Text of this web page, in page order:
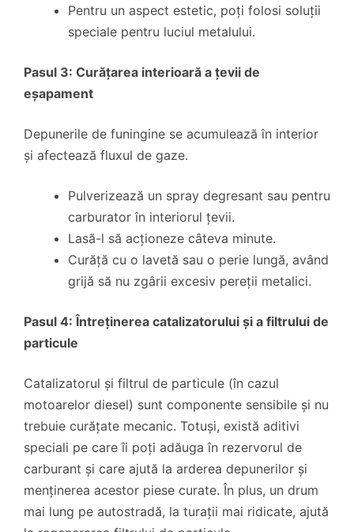
Pentru un aspect estetic, poți folosi soluții
speciale pentru luciul metalului.
Pasul 3: Curățarea interioară a țevii de
eșapament
Depunerile de funingine se acumulează în interior
și afectează fluxul de gaze.
Pulverizează un spray degresant sau pentru
carburator în interiorul țevii.
Lasă-l să acționeze câteva minute.
Curăță cu o lavetă sau o perie lungă, având
grijă să nu zgârii excesiv pereții metalici.
Pasul 4: Întreținerea catalizatorului și a filtrului de
particule
Catalizatorul și filtrul de particule (în cazul
motoarelor diesel) sunt componente sensibile și nu
trebuie curățate mecanic. Totuși, există aditivi
speciali pe care îi poți adăuga în rezervorul de
carburant și care ajută la arderea depunerilor și
menținerea acestor piese curate. În plus, un drum
mai lung pe autostradă, la turații mai ridicate, ajută